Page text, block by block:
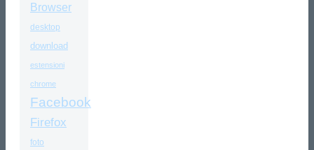
Browser
desktop
download
estensioni
chrome
Facebook
Firefox
foto